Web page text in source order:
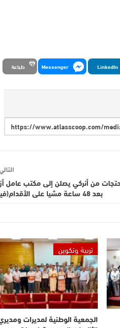
LinkedIn
Messenger طباعة
من أنركي يصلن إلى مكتب عامل
بعد 48 ساعة مشيا على الأقدام(فيديو)
تربية وتكوين
الجمعية الوطنية لمديرات